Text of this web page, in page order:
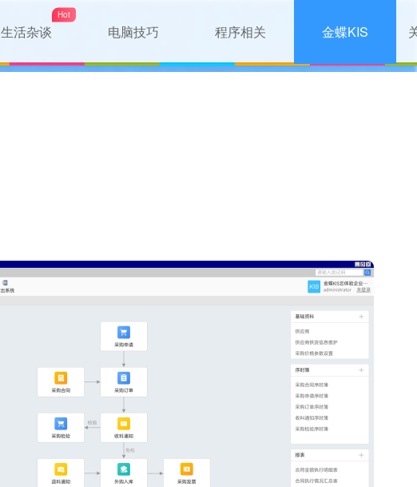
生活杂谈 电脑技巧 程序相关 金蝶KIS